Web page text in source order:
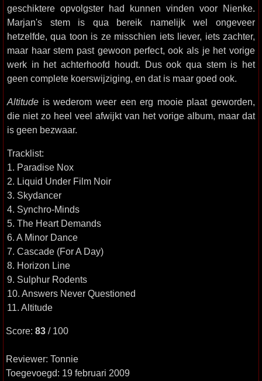
geschiktere opvolgster had kunnen vinden voor Nienke.
Marjan's stem is qua bereik namelijk wel ongeveer
hetzelfde, qua toon is ze misschien iets liever, iets zachter,
maar haar stem past gewoon perfect, ook als je het vorige
werk in het achterhoofd houdt. Dus ook qua stem is het
geen complete koerswijziging, en dat is maar goed ook.
Altitude is wederom weer een erg mooie plaat geworden,
die niet zo heel veel afwijkt van het vorige album, maar dat
is geen bezwaar.
Tracklist:
1. Paradise Nox
2. Liquid Under Film Noir
3. Skydancer
4. Synchro-Minds
5. The Heart Demands
6. A Minor Dance
7. Cascade (For A Day)
8. Horizon Line
9. Sulphur Rodents
10. Answers Never Questioned
11. Altitude
Score: 83 / 100
Reviewer: Tonnie
Toegevoegd: 19 februari 2009